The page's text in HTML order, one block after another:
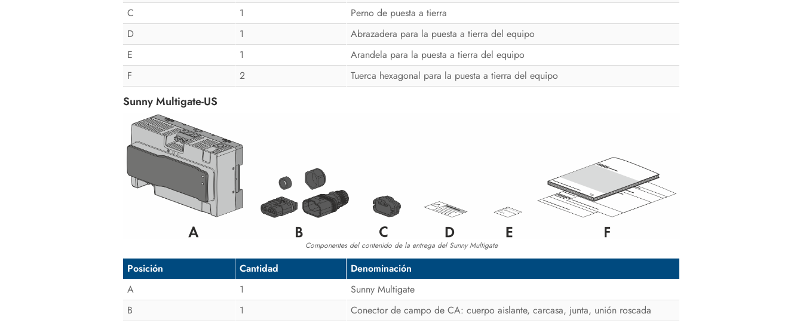
C
1
Perno de puesta a tierra
D
1
Abrazadera para la puesta a tierra del equipo
E
1
Arandela para la puesta a tierra del equipo
F
2 Tuerca hexagonal para la puesta a tierra del equipo
Sunny Multigate-US
Componentes del contenido de la entrega del Sunny Multigate
Posición Cantidad
Denominación
A
1
Sunny Multigate
B
1
Conector de campo de CA: cuerpo aislante, carcasa, junta, unión roscada